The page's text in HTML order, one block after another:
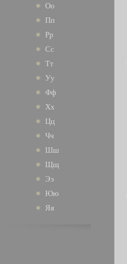
Оо
Пп
Рр
Сс
Тт
Уу
Фф
Хх
Цц
Чч
Шш
Щщ
Ээ
Юю
Яя